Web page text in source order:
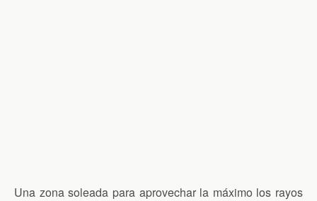
Una zona soleada para aprovechar la máximo los rayos